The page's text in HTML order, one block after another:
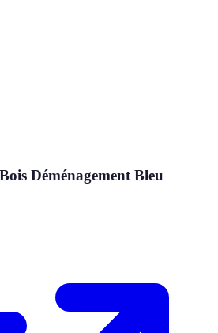
Déménagement Bleu